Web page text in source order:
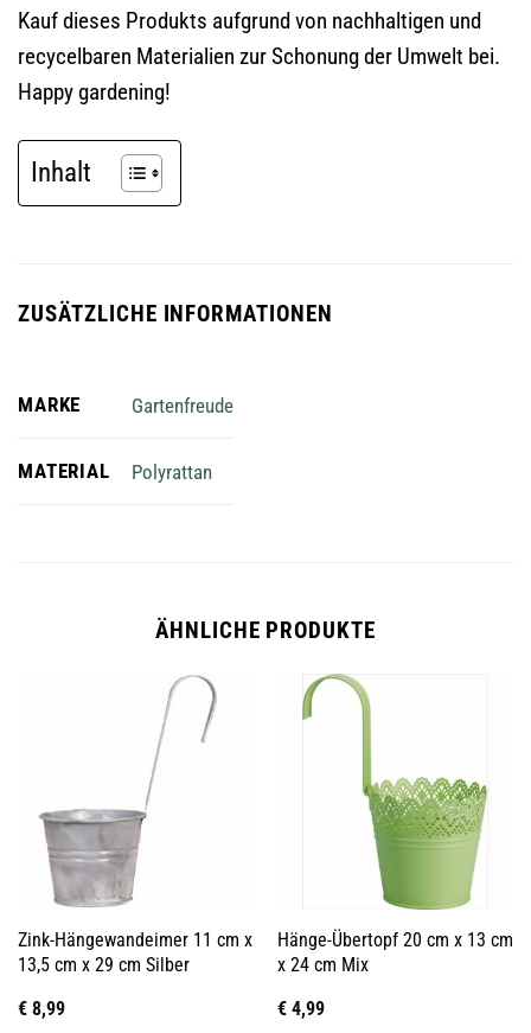
Kauf dieses Produkts aufgrund von nachhaltigen und
recycelbaren Materialien zur Schonung der Umwelt bei.
Happy gardening!
Inhalt
ZUSÄTZLICHE INFORMATIONEN
MARKE Gartenfreude
MATERIAL Polyrattan
ÄHNLICHE PRODUKTE
Zink-Hängewandeimer 11 cm x
13,5 cm x 29 cm Silber
€8,99
Hänge-Übertopf 20 cm x 13 cm
x 24 cm Mix
€4,99